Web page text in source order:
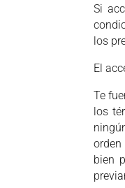
Si
los
El
Te
los
orden
bien